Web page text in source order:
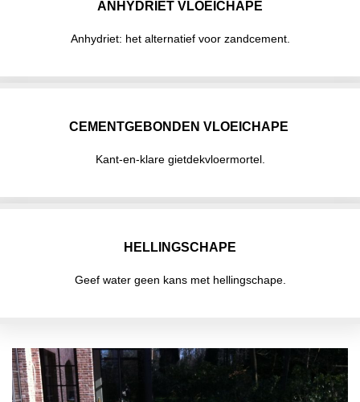
ANHYDRIET VLOEICHAPE
Anhydriet: het alternatief voor zandcement.
CEMENTGEBONDEN VLOEICHAPE
Kant-en-klare gietdekvloermortel.
HELLINGSCHAPE
Geef water geen kans met hellingschape.